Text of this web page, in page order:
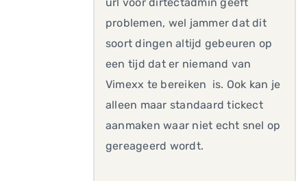
problemen, wel jammer dat dit
soort dingen altijd gebeuren op
een tijd dat er niemand van
Vimexx te bereiken is. Ook kan je
alleen maar standaard tickect
aanmaken waar niet echt snel op
gereageerd wordt.